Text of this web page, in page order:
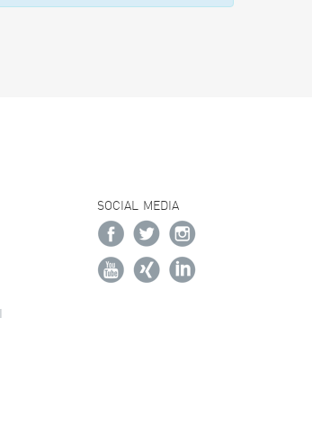
SOCIAL MEDIA